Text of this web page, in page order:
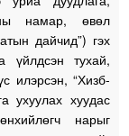
намар, өвөл
дайчид”) гэх
үйлдсэн тухай,
илэрсэн, “Хизб-
ухуулах хуудас
нарыг